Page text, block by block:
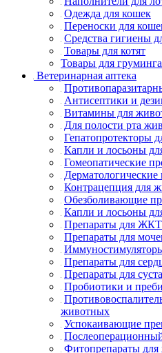
Одежда для кошек
Переноски для
Средства гигиены
Товары для котят
Товары для
Ветеринарная аптека
Антисептики и
Витамины для
Для полости рта
Гепатопротекторы
Капли и лосьоны
Гомеопатические
Контрацепция для
Обезболивающие
Капли и лосьоны
Препараты для
Препараты для
Препараты для
Препараты для
Пробиотики и
животных
Успокаивающие
Фитопрепараты